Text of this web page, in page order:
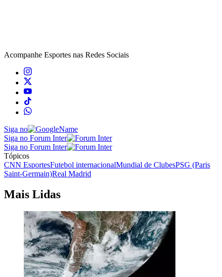
Acompanhe Esportes nas Redes Sociais
Siga no
Siga no Forum Inter
Siga no Forum Inter
Tópicos
CNN EsportesFutebol internacionalMundial de ClubesPSG (Paris
Saint-Germain)Real Madrid
Mais Lidas